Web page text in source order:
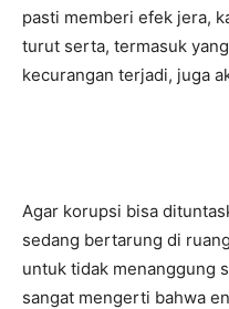
pasti memberi efek jera,
turut serta, termasuk
kecurangan terjadi, juga
Agar korupsi bisa
sedang bertarung di
untuk tidak menanggung
sangat mengerti bahwa